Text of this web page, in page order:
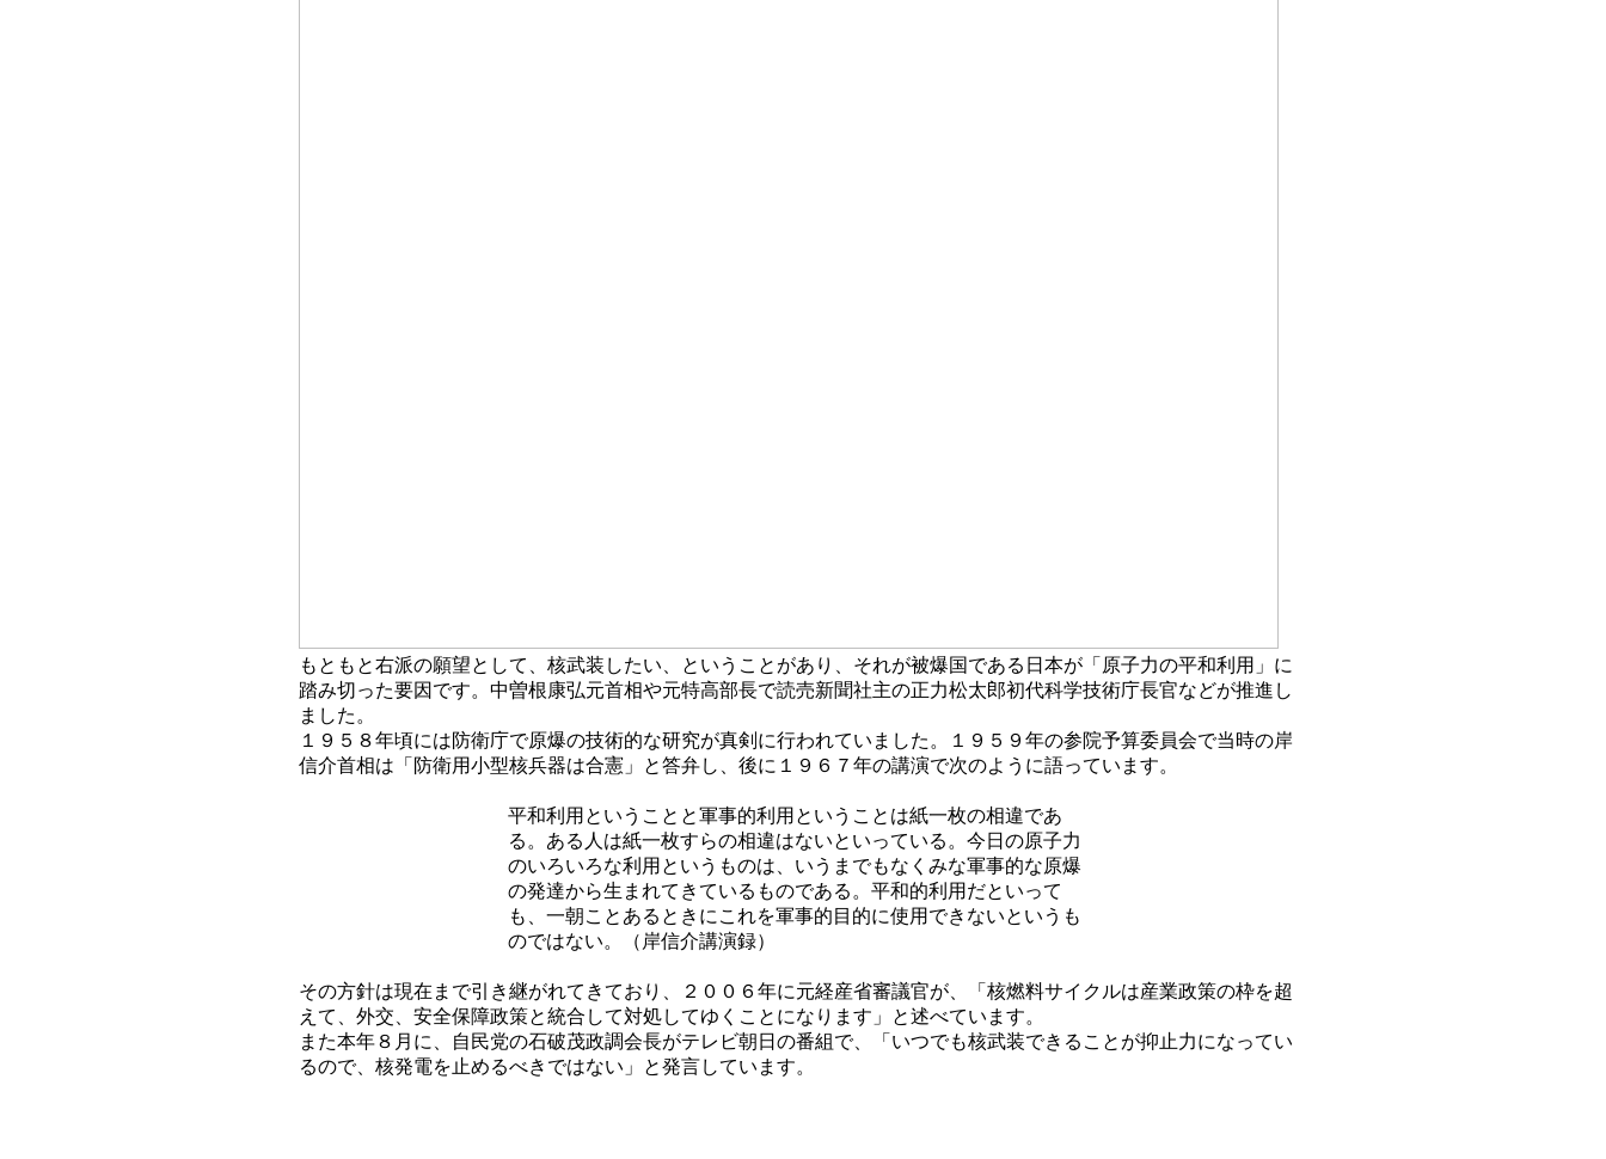
もともと右派の願望として、核武装したい、ということがあり、それが被爆国である日本が「原子力の平和利用」に
踏み切った要因です。中曽根康弘元首相や元特高部長で読売新聞社主の正力松太郎初代科学技術庁長官などが推進し
ました。
１９５８年頃には防衛庁で原爆の技術的な研究が真剣に行われていました。１９５９年の参院予算委員会で当時の岸
信介首相は「防衛用小型核兵器は合憲」と答弁し、後に１９６７年の講演で次のように語っています。
平和利用ということと軍事的利用ということは紙一枚の相違であ
る。ある人は紙一枚すらの相違はないといっている。今日の原子力
のいろいろな利用というものは、いうまでもなくみな軍事的な原爆
の発達から生まれてきているものである。平和的利用だといって
も、一朝ことあるときにこれを軍事的目的に使用できないというも
のではない。（岸信介講演録）
その方針は現在まで引き継がれてきており、２００６年に元経産省審議官が、「核燃料サイクルは産業政策の枠を超
えて、外交、安全保障政策と統合して対処してゆくことになります」と述べています。
また本年８月に、自民党の石破茂政調会長がテレビ朝日の番組で、「いつでも核武装できることが抑止力になってい
るので、核発電を止めるべきではない」と発言しています。